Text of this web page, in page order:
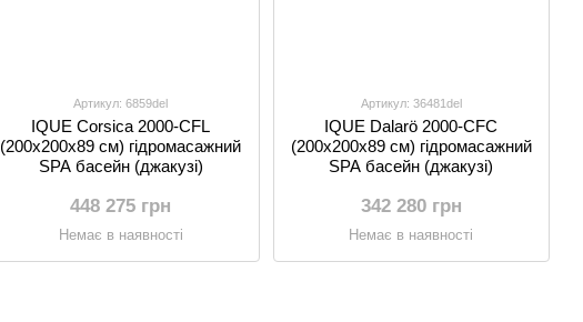
Артикул: 6859del
IQUE Corsica 2000-CFL
(200х200х89 см) гідромасажний
SPA басейн (джакузі)
448 275 грн
Немає в наявності
Артикул: 36481del
IQUE Dalarö 2000-CFC
(200х200x89 см) гідромасажний
SPA басейн (джакузі)
342 280 грн
Немає в наявності